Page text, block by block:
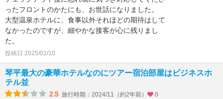
ったフロントのかたにも、お世話になりました。
大型温泉ホテルに、食事以外それほどの期待はして
なかったのですが、細やかな接客が心に残りまし
た。
投稿日:2025/01/10
琴平最大の豪華ホテルなのにツアー宿泊部屋はビジネスホ
テル並
2.5 旅行時期：2024/11（約2年前）
0